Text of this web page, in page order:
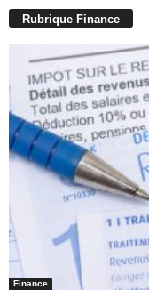
Rubrique Finance
Finance